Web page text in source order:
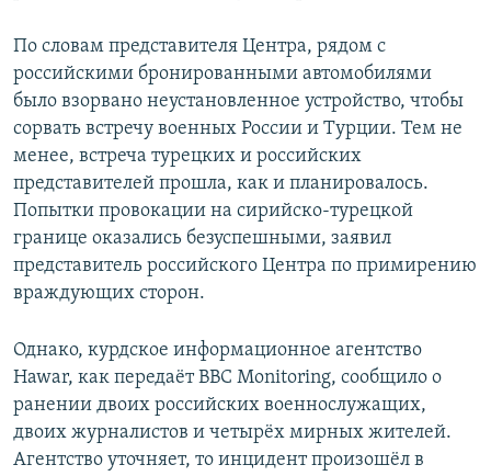
По словам представителя Центра, рядом с
российскими бронированными автомобилями
было взорвано неустановленное устройство, чтобы
сорвать встречу военных России и Турции. Тем не
менее, встреча турецких и российских
представителей прошла, как и планировалось.
Попытки провокации на сирийско-турецкой
границе оказались безуспешными, заявил
представитель российского Центра по примирению
враждующих сторон.
Однако, курдское информационное агентство
Hawar, как передаёт BBC Monitoring, сообщило о
ранении двоих российских военнослужащих,
двоих журналистов и четырёх мирных жителей.
Агентство уточняет, то инцидент произошёл в